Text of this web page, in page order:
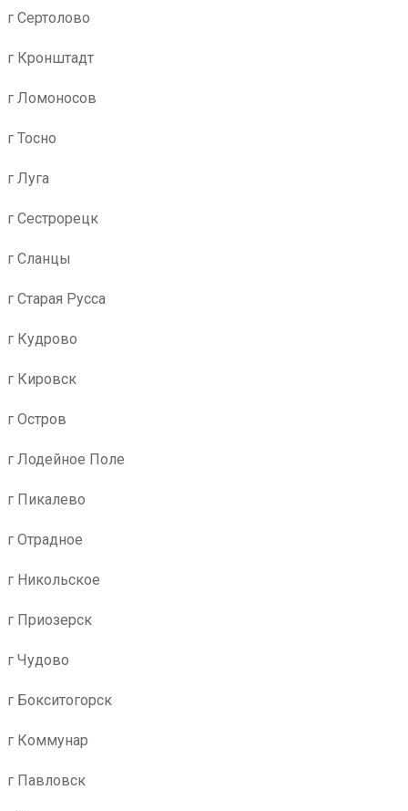
г Сертолово
г Кронштадт
г Ломоносов
г Тосно
г Луга
г Сестрорецк
г Сланцы
г Старая Русса
г Кудрово
г Кировск
г Остров
г Лодейное Поле
г Пикалево
г Отрадное
г Никольское
г Приозерск
г Чудово
г Бокситогорск
г Коммунар
г Павловск